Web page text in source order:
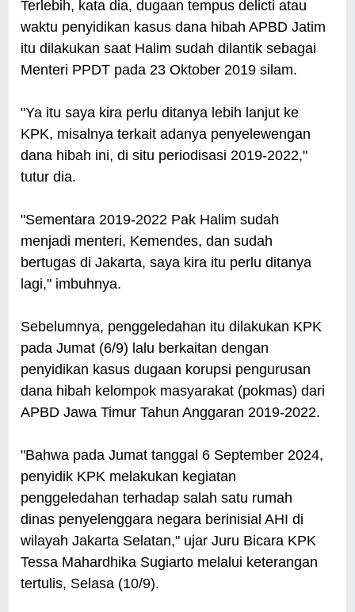
Terlebih, kata dia, dugaan tempus delicti atau
waktu penyidikan kasus dana hibah APBD Jatim
itu dilakukan saat Halim sudah dilantik sebagai
Menteri PPDT pada 23 Oktober 2019 silam.
"Ya itu saya kira perlu ditanya lebih lanjut ke
KPK, misalnya terkait adanya penyelewengan
dana hibah ini, di situ periodisasi 2019-2022,"
tutur dia.
"Sementara 2019-2022 Pak Halim sudah
menjadi menteri, Kemendes, dan sudah
bertugas di Jakarta, saya kira itu perlu ditanya
lagi," imbuhnya.
Sebelumnya, penggeledahan itu dilakukan KPK
pada Jumat (6/9) lalu berkaitan dengan
penyidikan kasus dugaan korupsi pengurusan
dana hibah kelompok masyarakat (pokmas) dari
APBD Jawa Timur Tahun Anggaran 2019-2022.
"Bahwa pada Jumat tanggal 6 September 2024,
penyidik KPK melakukan kegiatan
penggeledahan terhadap salah satu rumah
dinas penyelenggara negara berinisial AHI di
wilayah Jakarta Selatan," ujar Juru Bicara KPK
Tessa Mahardhika Sugiarto melalui keterangan
tertulis, Selasa (10/9).